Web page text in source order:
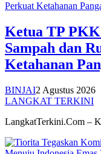
Ketua TP
Sampah dan
Ketahanan
BINJAI2 Agustus 2026
LANGKAT TERKINI
LangkatTerkini.Com –